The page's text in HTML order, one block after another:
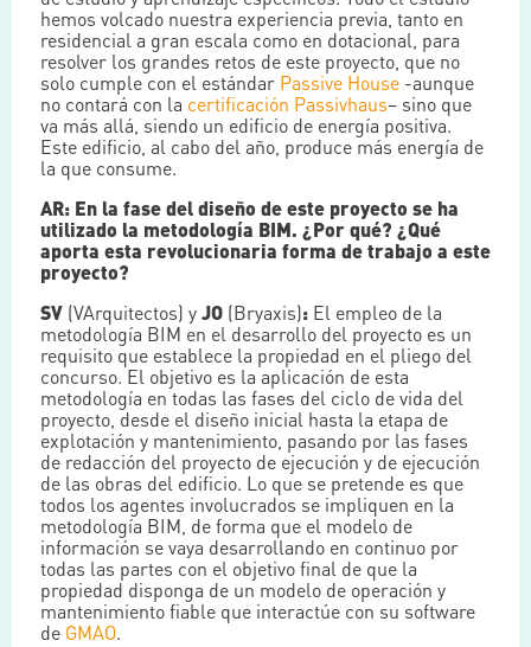
hemos volcado nuestra experiencia previa, tanto en
residencial a gran escala como en dotacional, para
resolver los grandes retos de este proyecto, que no
solo cumple con el estándar Passive House -aunque
no contará con la certificación Passivhaus– sino que
va más allá, siendo un edificio de energía positiva.
Este edificio, al cabo del año, produce más energía de
la que consume.
AR: En la fase del diseño de este proyecto se ha
utilizado la metodología BIM. ¿Por qué? ¿Qué
aporta esta revolucionaria forma de trabajo a este
proyecto?
SV (VArquitectos) yJO (Bryaxis): El empleo de la
metodología BIM en el desarrollo del proyecto es un
requisito que establece la propiedad en el pliego del
concurso. El objetivo es la aplicación de esta
metodología en todas las fases del ciclo de vida del
proyecto, desde el diseño inicial hasta la etapa de
explotación y mantenimiento, pasando por las fases
de redacción del proyecto de ejecución y de ejecución
de las obras del edificio. Lo que se pretende es que
todos los agentes involucrados se impliquen en la
metodología BIM, de forma que el modelo de
información se vaya desarrollando en continuo por
todas las partes con el objetivo final de que la
propiedad disponga de un modelo de operación y
mantenimiento fiable que interactúe con su software
de GMAO.